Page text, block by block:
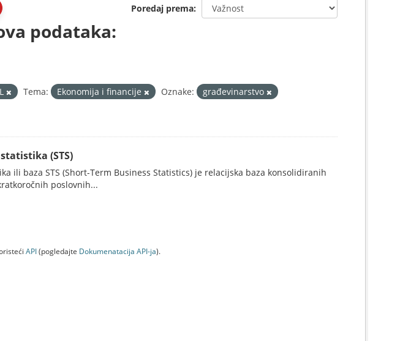
Poredaj prema
podataka:
Tema: Ekonomija i financije Oznake:
građevinarstvo
(STS)
ili baza STS (Short-Term Business Statistics) je relacijska baza konsolidiranih
poslovnih...
API(pogledajte Dokumenаtаcijа API-jа).